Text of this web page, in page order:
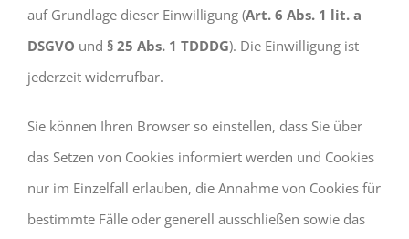
auf Grundlage dieser Einwilligung (Art. 6 Abs. 1 lit. a
DSGVO und § 25 Abs. 1 TDDDG). Die Einwilligung ist
jederzeit widerrufbar.
Sie können Ihren Browser so einstellen, dass Sie über
das Setzen von Cookies informiert werden und Cookies
nur im Einzelfall erlauben, die Annahme von Cookies für
bestimmte Fälle oder generell ausschließen sowie das